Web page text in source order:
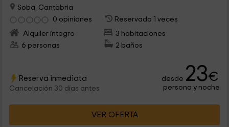
Soba, Cantabria
0 opiniones
Reservado 1 veces
Alquiler íntegro
3 habitaciones
6 personas
2 baños
Reserva inmediata
Cancelación 30 días antes
desde 23€
persona y noche
VER OFERTA